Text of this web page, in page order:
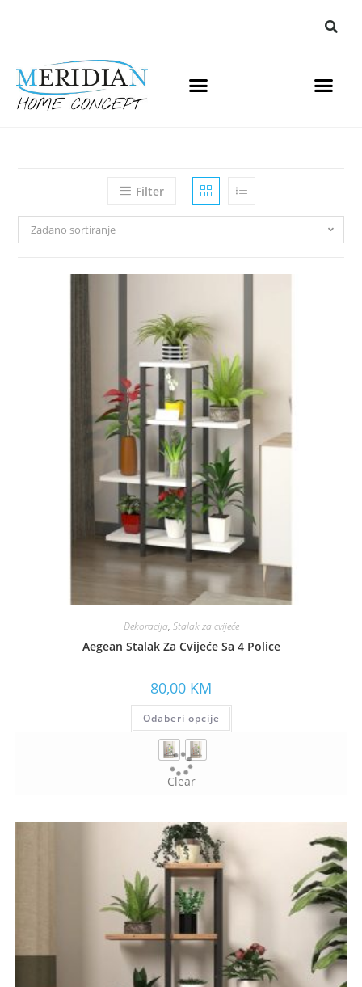
Filter
Zadano sortiranje
Dekoracija, Stalak za cvijeće
Aegean Stalak Za Cvijeće Sa 4 Police
80,00 KM
Odaberi opcije
Clear